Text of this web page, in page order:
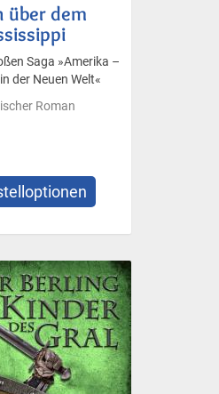
über dem
Saga »Amerika –
der Neuen Welt«
Roman